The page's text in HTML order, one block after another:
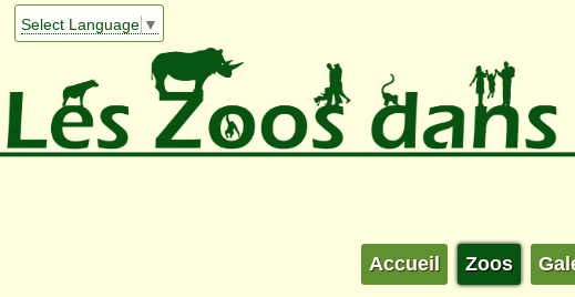
Select Language ▼
Accueil Zoos